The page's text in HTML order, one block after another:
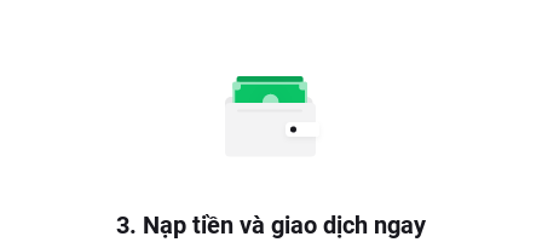
3. Nạp tiền và giao dịch ngay